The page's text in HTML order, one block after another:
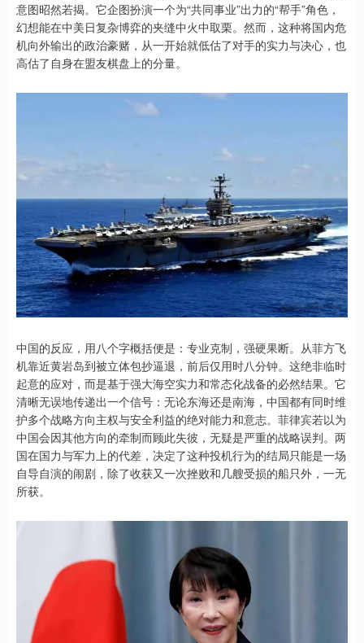
意图昭然若揭。它企图扮演一个为“共同事业”出力的“帮手”角色，
幻想能在中美日复杂博弈的夹缝中火中取栗。然而，这种将国内危
机向外输出的政治豪赌，从一开始就低估了对手的实力与决心，也
高估了自身在盟友棋盘上的分量。
中国的反应，用八个字概括便是：专业克制，强硬果断。从菲方飞
机靠近黄岩岛到被立体包抄逼退，前后仅用时八分钟。这绝非临时
起意的应对，而是基于强大海空实力和常态化战备的必然结果。它
清晰无误地传递出一个信号：无论东海还是南海，中国都有同时维
护多个战略方向主权与安全利益的绝对能力和意志。菲律宾若以为
中国会因其他方向的牵制而顾此失彼，无疑是严重的战略误判。两
国在国力与军力上的代差，决定了这种投机行为的结局只能是一场
自导自演的闹剧，除了收获又一次挫败和几艘受损的船只外，一无
所获。